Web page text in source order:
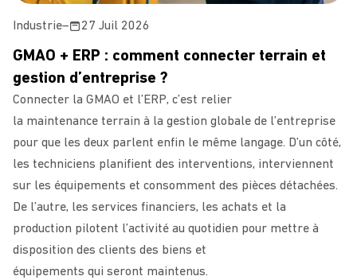
Industrie– 27 Juil 2026
GMAO + ERP : comment connecter terrain et
gestion d’entreprise ?
Connecter la GMAO et l’ERP, c’est relier
la maintenance terrain à la gestion globale de l’entreprise
pour que les deux parlent enfin le même langage. D’un côté,
les techniciens planifient des interventions, interviennent
sur les équipements et consomment des pièces détachées.
De l’autre, les services financiers, les achats et la
production pilotent l’activité au quotidien pour mettre à
disposition des clients des biens et
équipements qui seront maintenus.